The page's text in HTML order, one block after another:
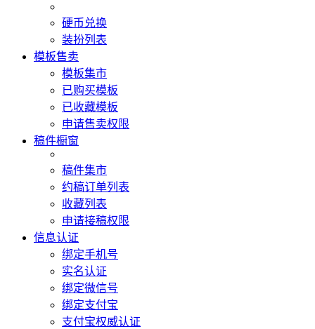
硬币兑换
装扮列表
模板售卖
模板集市
已购买模板
已收藏模板
申请售卖权限
稿件橱窗
稿件集市
约稿订单列表
收藏列表
申请接稿权限
信息认证
绑定手机号
实名认证
绑定微信号
绑定支付宝
支付宝权威认证